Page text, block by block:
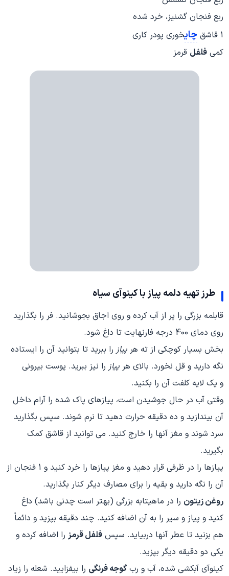
ربع فنجان گشنیز، خرد شده
1 قاشق
چایخوری پودر کاری
کمیفلفل قرمز
طرز تهیه دلمه پیازبا کینوآی سیاه
قابلمه بزرگی را پر از آب کرده و روی اجاق بجوشانید. فر را بگذارید
روی دمای 400 درجه فارنهایت تا داغ شود.
بخش بسیار کوچکی از ته هرپیاز را ببرید تا بتوانید آن را ایستاده
نگه دارید و قل نخورد. بالای هرپیاز را نیز ببرید. پوست بیرونی
و یک لایه کلفت آن را بکنید.
وقتی آب در حال جوشیدن است، پیازهای پاک شده را آرام داخل
آن بیندازید و ده دقیقه حرارت دهید تا نرم شوند. سپس بگذارید
سرد شوند و مغز آنها را خارج کنید. می توانید از قاشق کمک
بگیرید.
پیازها را در ظرفی قرار دهید و مغز پیازها را خرد کنید و 1 فنجان از
آن را نگه دارید و بقیه را برای مصارف دیگر کنار بگذارید.
روغن زیتون را در ماهیتابه بزرگی (بهتر است چدنی باشد) داغ
کنید و پیاز و سیر را به آن اضافه کنید. چند دقیقه بپزید و دائماً
هم بزنید تا عطر آنها دربیاید. سپسفلفل قرمز را اضافه کرده و
یکی دو دقیقه دیگر بپزید.
کینوآی آبکشی شده، آب و ربگوجه فرنگی را بیفزایید. شعله را زیاد